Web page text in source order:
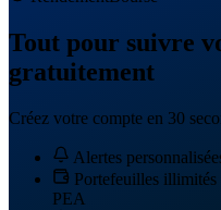
Tout pour suivre
gratuitement
Créez votre compte en 30
Alertes
Portefeuilles illimités
PEA